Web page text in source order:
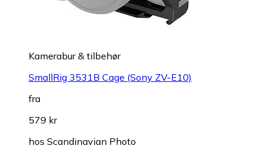
Kamerabur & tilbehør
SmallRig 3531B Cage (Sony ZV-E10)
fra
579 kr
hos Scandinavian Photo